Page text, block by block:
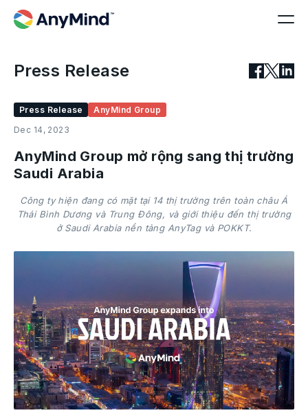
Press Release
Press Release
AnyMind Group
Dec 14, 2023
AnyMind Group mở rộng sang thị trường
Saudi Arabia
Công ty hiện đang có mặt tại 14 thị trường trên toàn châu Á
Thái Bình Dương và Trung Đông, và giới thiệu đến thị trường
ở Saudi Arabia nền tảng AnyTag và POKKT.